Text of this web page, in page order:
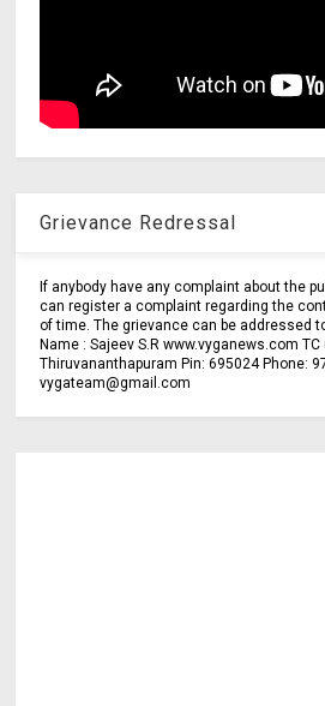
Grievance Redressal
If anybody have any complaint about the
can register a complaint regarding the
of time. The grievance can be addressed
Name : Sajeev S.R www.vyganews.com
Thiruvananthapuram Pin: 695024 Phone:
vygateam@gmail.com